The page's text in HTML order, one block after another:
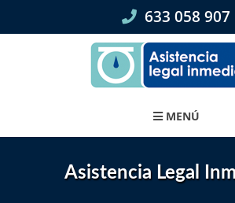
633 058 907
MENÚ
Asistencia Legal